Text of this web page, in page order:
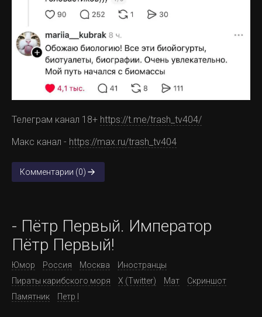
Телеграм канал 18+ https://t.me/trash_tv404/
Макс канал - https://max.ru/trash_tv404
Комментарии (0)
- Пётр Первый. Император
Пётр Первый!
Юмор Россия Москва
Иностранцы
Пираты карибского моря
X (Twitter) Мат
Скриншот
Памятник
Петр I